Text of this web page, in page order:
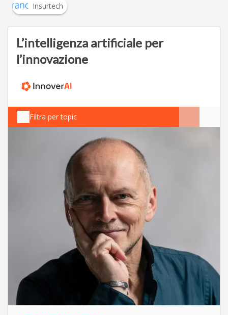
Insurtech
L’intelligenza artificiale per
l’innovazione
Filtra per topic